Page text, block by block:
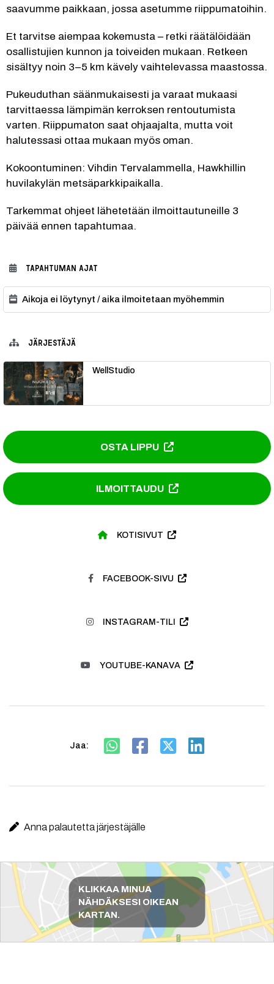
saavumme paikkaan, jossa asetumme riippumatoihin.
Et tarvitse aiempaa kokemusta – retki räätälöidään
osallistujien kunnon ja toiveiden mukaan. Retkeen
sisältyy noin 3–5 km kävely vaihtelevassa maastossa.
Pukeuduthan säänmukaisesti ja varaat mukaasi
tarvittaessa lämpimän kerroksen rentoutumista
varten. Riippumaton saat ohjaajalta, mutta voit
halutessasi ottaa mukaan myös oman.
Kokoontuminen: Vihdin Tervalammella, Hawkhillin
huvilakylän metsäparkkipaikalla.
Tarkemmat ohjeet lähetetään ilmoittautuneille 3
päivää ennen tapahtumaa.
TAPAHTUMAN AJAT
Aikoja ei löytynyt / aika ilmoitetaan myöhemmin
JÄRJESTÄJÄ
WellStudio
OSTA LIPPU
ILMOITTAUDU
KOTISIVUT
FACEBOOK-SIVU
INSTAGRAM-TILI
YOUTUBE-KANAVA
Jaa:
Anna palautetta järjestäjälle
Reittiohjeet
KLIKKAA MINUA
NÄHDÄKSESI OIKEAN
KARTAN.